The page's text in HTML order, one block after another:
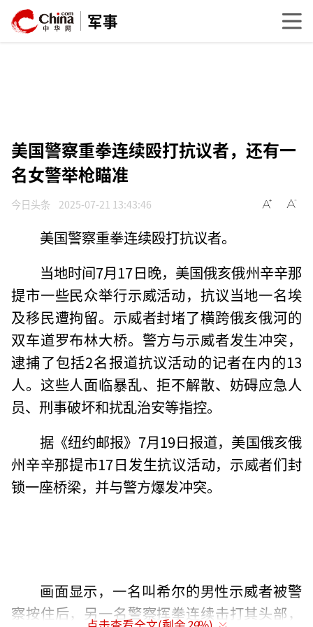
军事
美国警察重拳连续殴打抗议者，还有一
名女警举枪瞄准
今日头条 2025-07-21 13:43:46
美国警察重拳连续殴打抗议者。
当地时间7月17日晚，美国俄亥俄州辛辛那
提市一些民众举行示威活动，抗议当地一名埃
及移民遭拘留。示威者封堵了横跨俄亥俄河的
双车道罗布林大桥。警方与示威者发生冲突，
逮捕了包括2名报道抗议活动的记者在内的13
人。这些人面临暴乱、拒不解散、妨碍应急人
员、刑事破坏和扰乱治安等指控。
据《纽约邮报》7月19日报道，美国俄亥俄
州辛辛那提市17日发生抗议活动，示威者们封
锁一座桥梁，并与警方爆发冲突。
画面显示，一名叫希尔的男性示威者被警
察按住后，另一名警察挥拳连续击打其头部，